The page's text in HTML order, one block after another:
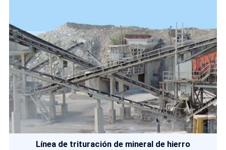
Línea de trituración de mineral de hierro